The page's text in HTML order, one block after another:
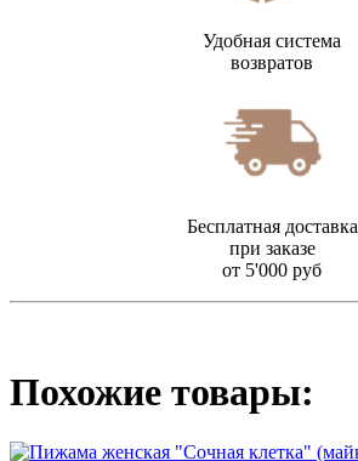
Удобная система
возвратов
Бесплатная доставка
при заказе
от 5'000 руб
Похожие товары: